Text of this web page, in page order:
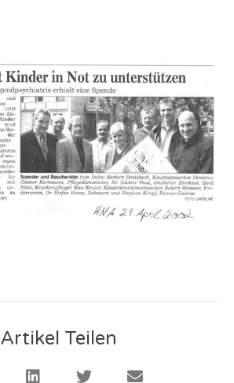
Artikel Teilen